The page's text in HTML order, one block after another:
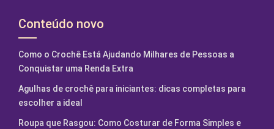
Conteúdo novo
Como o Crochê Está Ajudando Milhares de Pessoas a
Conquistar uma Renda Extra
Agulhas de crochê para iniciantes: dicas completas para
escolher a ideal
Roupa que Rasgou: Como Costurar de Forma Simples e